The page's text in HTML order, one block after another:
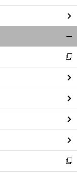
閉
る
新
し
い
ウ
ィ
ン
ド
ウ
で
開
く
新
し